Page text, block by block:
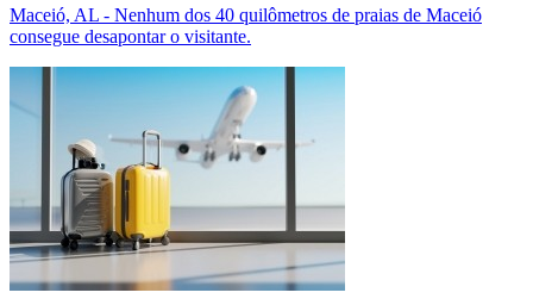
Maceió, AL - Nenhum dos 40 quilômetros de praias de Maceió
consegue desapontar o visitante.